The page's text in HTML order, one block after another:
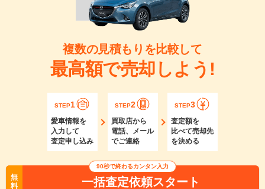
複数の見積もりを比較して
最高額で売却しよう!
STEP1
愛車情報を
入力して
査定申し込み
STEP2
買取店から
電話、メール
でご連絡
STEP3
査定額を
比べて売却先
を決める
無
料
90秒で終わるカンタン入力
一括査定依頼スタート